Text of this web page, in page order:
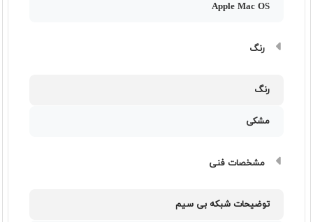
Apple Mac OS
رنگ
رنگ
مشکی
مشخصات فنی
توضیحات شبکه بی سیم